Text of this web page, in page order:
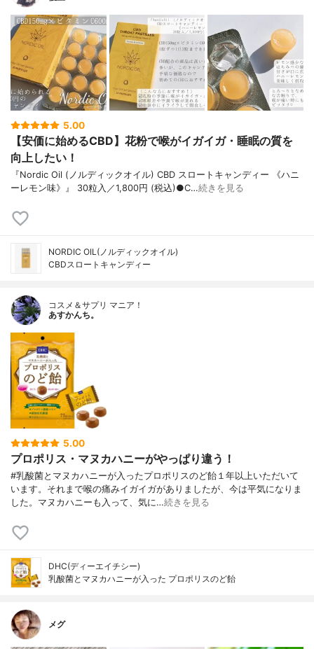
5.00
【安価に始めるCBD】花粉で喉がイガイガ・睡眠の質を
向上したい！
『Nordic Oil (ノルディックオイル) CBD スロートキャンディー 《ハニ
ーレモン味》』 30粒入／1,800円 (税込)●C…続きを見る
NORDIC OIL(ノルディックオイル)
CBDスロートキャンディー
コスメ＆サプリ マニア！
あすかんち。
5.00
プロポリス・マヌカハニーがやっぱり違う！
#乳酸菌とマヌカハニーが入ったプロポリスのど飴１年以上いただいて
います。それまで喉の痛みイガイガがありましたが、今は平気になりま
した。マヌカハニーも入って、気に…続きを見る
DHC(ディーエイチシー)
乳酸菌とマヌカハニーが入った プロポリスのど飴
メグ